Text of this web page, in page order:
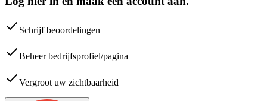
Schrijf beoordelingen
Beheer bedrijfsprofiel/pagina
Vergroot uw zichtbaarheid